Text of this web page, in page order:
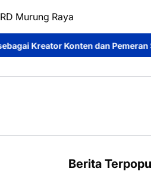
Murung Raya
Sinetron Dina Maulidah
Berita